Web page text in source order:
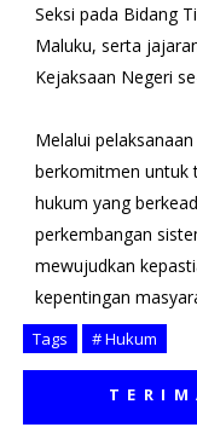
Seksi pada Bidang
Maluku, serta
Kejaksaan Negeri
Melalui
berkomitmen untuk
hukum yang
perkembangan
mewujudkan
kepentingan
Tags # Hukum
TERIMA